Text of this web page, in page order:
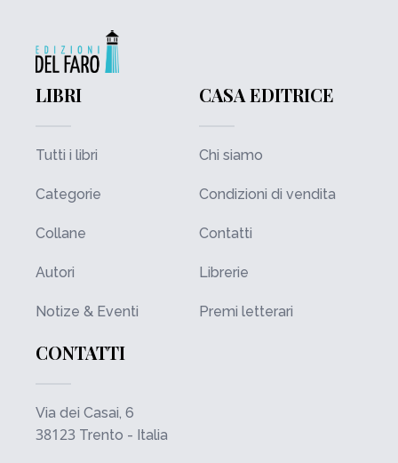
LIBRI
Tutti i libri
Categorie
Collane
Autori
Notize & Eventi
CASA EDITRICE
Chi siamo
Condizioni di vendita
Contatti
Librerie
Premi letterari
CONTATTI
Via dei Casai, 6
38123 Trento - Italia